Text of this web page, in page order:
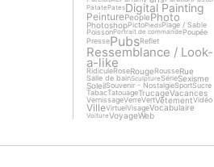
PatatePatesDigital Painting
PeinturePeoplePhoto
PhotoshopPictoPiedsPlage / Sable
PoissonPortrait de commande Poupée
PressePubsReflet
Ressemblance / Look-
a-like
RidiculeRoseRougeRousseRue
Salle de bainSculptureSérieSexisme
SoleilSouvenir - NostalgieSportSucre
TabacTatouageTrucageVacances
VernissageVerreVertVêtementVidéo
VilleVirtuelVisageVocabulaire
VoitureVoyageWeb